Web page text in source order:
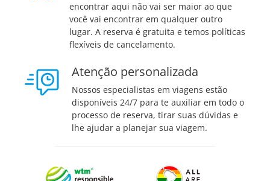
encontrar aqui não vai ser maior ao que
você vai encontrar em qualquer outro
lugar. A reserva é gratuita e temos políticas
flexíveis de cancelamento.
Atenção personalizada
Nossos especialistas em viagens estão
disponíveis 24/7 para te auxiliar em todo o
processo de reserva, tirar suas dúvidas e
lhe ajudar a planejar sua viagem.